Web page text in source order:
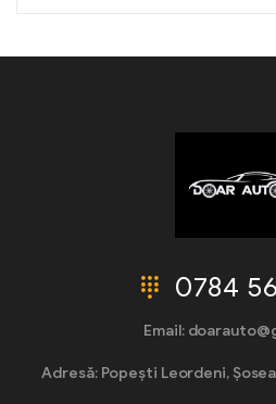
0784
Email:
Adresă: Popești Leordeni,